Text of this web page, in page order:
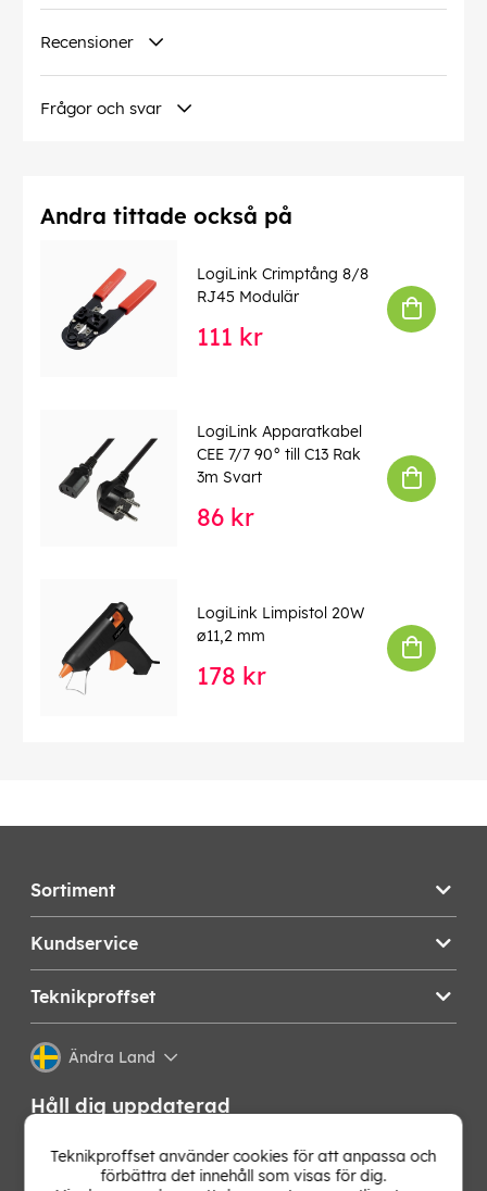
Recensioner
Frågor och svar
Andra tittade också på
LogiLink Crimptång 8/8
RJ45 Modulär
111 kr
LogiLink Apparatkabel
CEE 7/7 90° till C13 Rak
3m Svart
86 kr
LogiLink Limpistol 20W
ø11,2 mm
178 kr
Sortiment
Kundservice
Teknikproffset
Ändra Land
Håll dig uppdaterad
Få de senaste nyheterna, hetaste erbjudandena och
bästa tipsen från oss direkt i din mejlkorg. Signa upp på
Teknikproffset använder cookies för att anpassa och
förbättra det innehåll som visas för dig.